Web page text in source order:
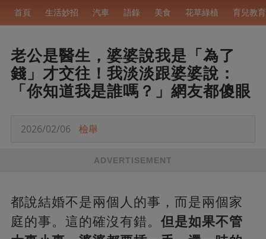
首頁 生活妙招 汽車 語錄 美食 花草綠植 育兒教育
老公是醫生，婆婆說我是「為了
錢」才交往！我淡淡跟婆婆說：
「你知道我是誰嗎？」網友都傻眼
2026/02/06 檢舉
ADVERTISEMENT
都說結婚不是兩個人的事，而是兩個家
庭的事。這的確沒有錯。 但是如果不管